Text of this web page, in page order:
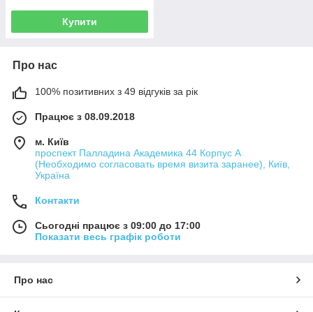
Купити
Про нас
100% позитивних з 49 відгуків за рік
Працює з 08.09.2018
м. Київ
проспект Палладина Академика 44 Корпус А
(Необходимо согласовать время визита заранее), Київ,
Україна
Контакти
Сьогодні працює з 09:00 до 17:00
Показати весь графік роботи
Про нас